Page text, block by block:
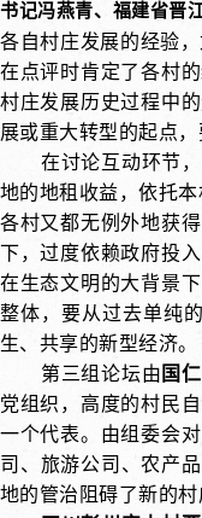
书记冯燕青、福建省晋
各自村庄发展的经验
在点评时肯定了各村
村庄发展历史过程中
展或重大转型的起点
在讨论互动环节
地的地租收益，依托
各村又都无例外地获
下，过度依赖政府投
在生态文明的大背景
整体，要从过去单纯
生、共享的新型经济。
第三组论坛由 国
党组织，高度的村民
一个代表。由组委会
司、旅游公司、农产
地的管治阻碍了新的